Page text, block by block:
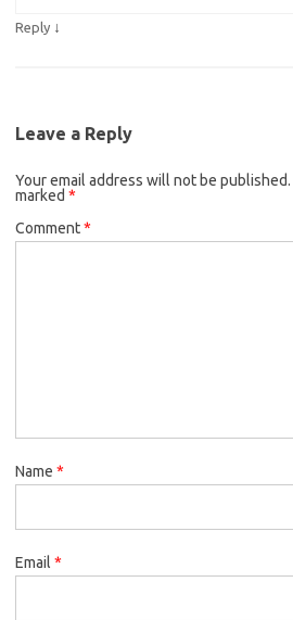
Reply ↓
Leave a Reply
Your email address will not be published.
marked *
Comment*
Name *
Email *